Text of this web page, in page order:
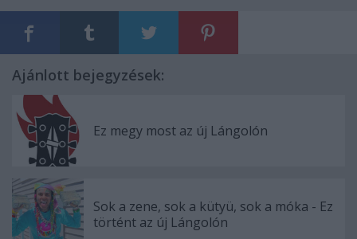
Ajánlott bejegyzések:
Ez megy most az új Lángolón
Sok a zene, sok a kütyü, sok a móka - Ez
történt az új Lángolón